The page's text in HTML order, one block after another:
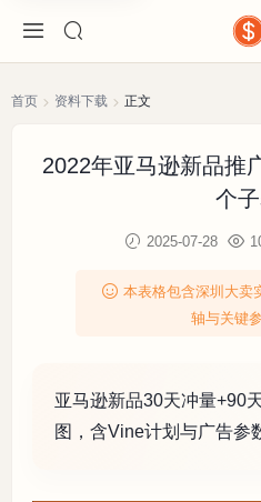
首页 资料下载 正文
2022年亚马逊新品推
个
2025-07-28
本表格包含深圳大卖
轴与关键
亚马逊新品30天冲量+90
图，含Vine计划与广告参